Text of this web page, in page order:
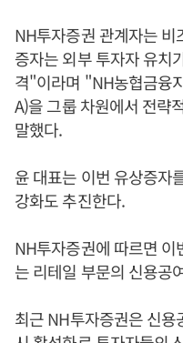
NH투자증권 관계자는
증자는 외부 투자자 유치
격"이라며 "NH농협금융
A)을 그룹 차원에서 전략
말했다.
윤 대표는 이번 유상증자
강화도 추진한다.
NH투자증권에 따르면
는 리테일 부문의 신용공
최근 NH투자증권은 신